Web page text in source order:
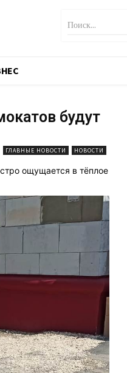
Поиск...
будут
ГЛАВНЫЕ НОВОСТИ НОВОСТИ
ощущается в тёплое